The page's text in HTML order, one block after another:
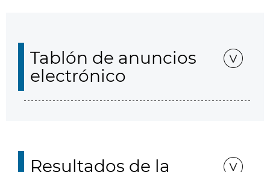
Tablón de anuncios
electrónico
Resultados de la